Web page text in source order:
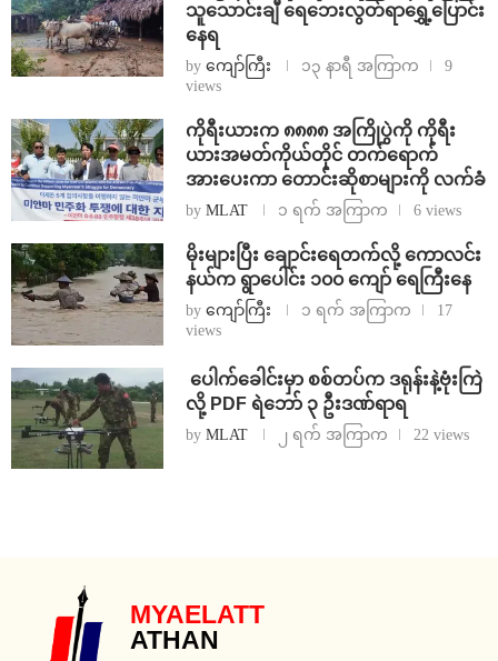
သူသောင်းချီ ရေဘေးလွတ်ရာရွှေ့ပြောင်း
နေရ
by ကျော်ကြီး ၁၃ နာရီ အကြာက
9
views
ကိုရီးယားက ၈၈၈၈ အကြိုပွဲကို ကိုရီး
ယားအမတ်ကိုယ်တိုင် တက်ရောက်
အားပေးကာ တောင်းဆိုစာများကို လက်ခံ
by MLAT ၁ ရက် အကြာက 6 views
⁨မိုးများပြီး ချောင်းရေတက်လို့ ကောလင်း
နယ်က ရွာပေါင်း ၁၀၀ ကျော် ရေကြီးနေ
by ကျော်ကြီး ၁ ရက် အကြာက
17
views
⁩ ⁨ပေါက်ခေါင်းမှာ စစ်တပ်က ဒရုန်းနဲ့ဗုံးကြဲ
လို့ PDF ရဲဘော် ၃ ဦးဒဏ်ရာရ
by MLAT ၂ ရက် အကြာက 22 views
MYAELATT
ATHAN